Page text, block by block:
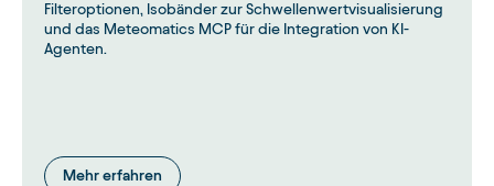
Filteroptionen, Isobänder zur Schwellenwertvisualisierung
und das Meteomatics MCP für die Integration von KI-
Agenten.
Mehr erfahren